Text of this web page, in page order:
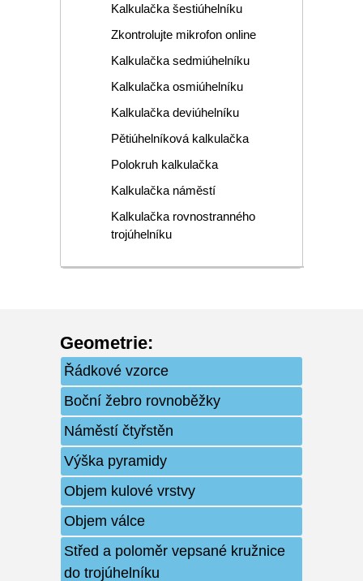
Kalkulačka šestiúhelníku
Zkontrolujte mikrofon online
Kalkulačka sedmiúhelníku
Kalkulačka osmiúhelníku
Kalkulačka deviúhelníku
Pětiúhelníková kalkulačka
Polokruh kalkulačka
Kalkulačka náměstí
Kalkulačka rovnostranného
trojúhelníku
Geometrie:
Řádkové vzorce
Boční žebro rovnoběžky
Náměstí čtyřstěn
Výška pyramidy
Objem kulové vrstvy
Objem válce
Střed a poloměr vepsané kružnice
do trojúhelníku